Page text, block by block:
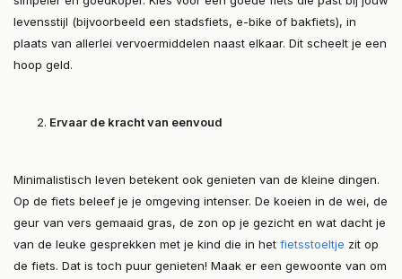
levensstijl (bijvoorbeeld een stadsfiets, e-bike of bakfiets), in
plaats van allerlei vervoermiddelen naast elkaar. Dit scheelt je een
hoop geld.
Ervaar de kracht van eenvoud
Minimalistisch leven betekent ook genieten van de kleine dingen.
Op de fiets beleef je je omgeving intenser. De koeien in de wei, de
geur van vers gemaaid gras, de zon op je gezicht en wat dacht je
van de leuke gesprekken met je kind die in het fietsstoeltje zit op
de fiets. Dat is toch puur genieten! Maak er een gewoonte van om